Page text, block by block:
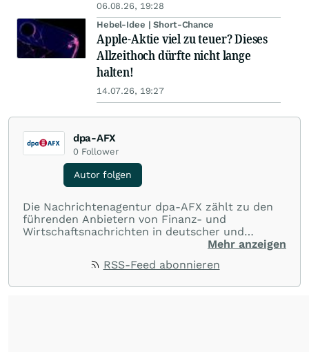
06.08.26, 19:28
Hebel-Idee | Short-Chance
Apple-Aktie viel zu teuer? Dieses
Allzeithoch dürfte nicht lange
halten!
14.07.26, 19:27
dpa-AFX
0 Follower
Autor folgen
Die Nachrichtenagentur dpa-AFX zählt zu den
führenden Anbietern von Finanz- und
Wirtschaftsnachrichten in deutscher und
englischer Sprache. Gestützt auf ein
dpa-AFX unabhängig, zuverlässig und schnell
Mehr anzeigen
RSS-Feed abonnieren